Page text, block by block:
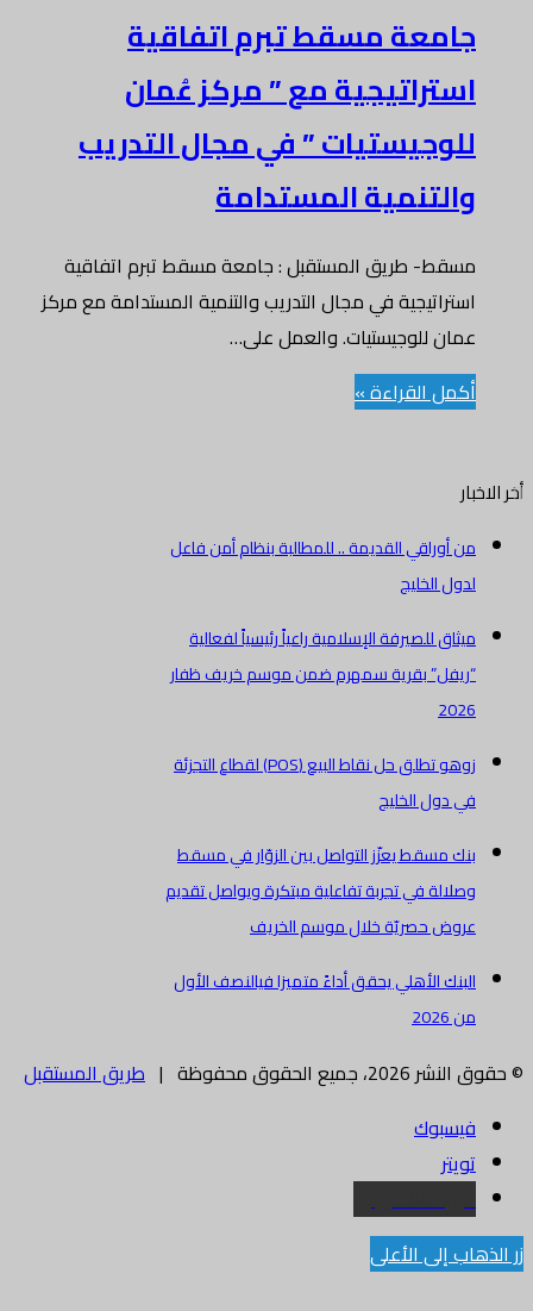
جامعة مسقط تبرم اتفاقية
استراتيجية مع ” مركز عُمان
للوجيستيات ” في مجال التدريب
والتنمية المستدامة
مسقط- طريق المستقبل : جامعة مسقط تبرم اتفاقية
استراتيجية في مجال التدريب والتنمية المستدامة مع مركز
عمان للوجيستيات. والعمل على…
أكمل القراءة »
أخر الاخبار
من أوراقي القديمة .. للمطالبة بنظام أمن فاعل
لدول الخليج
ميثاق للصيرفة الإسلامية راعياً رئيسياً لفعالية
“ريفل” بقرية سمهرم ضمن موسم خريف ظفار
2026
زوهو تطلق حل نقاط البيع (POS) لقطاع التجزئة
في دول الخليج
بنك مسقط يعزّز التواصل بين الزوّار في مسقط
وصلالة في تجربة تفاعلية مبتكرة ويواصل تقديم
عروض حصريّة خلال موسم الخريف
البنك الأهلي يحقق أداءً متميزا فيالنصف الأول
من 2026
© حقوق النشر 2026، جميع الحقوق محفوظة |
طريق المستقبل
فيسبوك
تويتر
البريد الالكتروني
زر الذهاب إلى الأعلى